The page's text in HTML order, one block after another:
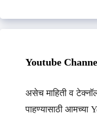
Youtube
असेच माहिती व
पाहण्यासाठी आमच्या